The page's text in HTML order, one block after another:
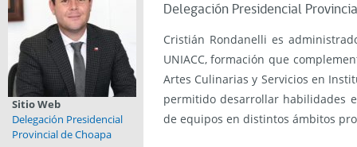
Sitio Web
Delegación Presidencial
Provincial de Choapa
Delegación Presidencial
Cristián Rondanelli es
UNIACC, formación que
Artes Culinarias y Servicios en
permitido desarrollar habilidades
de equipos en distintos ámbitos